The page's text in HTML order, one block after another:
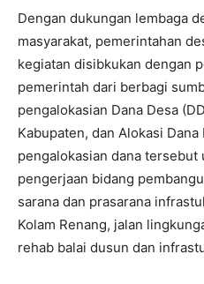
Dengan dukungan lembaga
masyarakat, pemerintahan
kegiatan disibkukan dengan
pemerintah dari berbagi
pengalokasian Dana Desa
Kabupaten, dan Alokasi Dana
pengalokasian dana tersebut
pengerjaan bidang
sarana dan prasarana
Kolam Renang, jalan
rehab balai dusun dan